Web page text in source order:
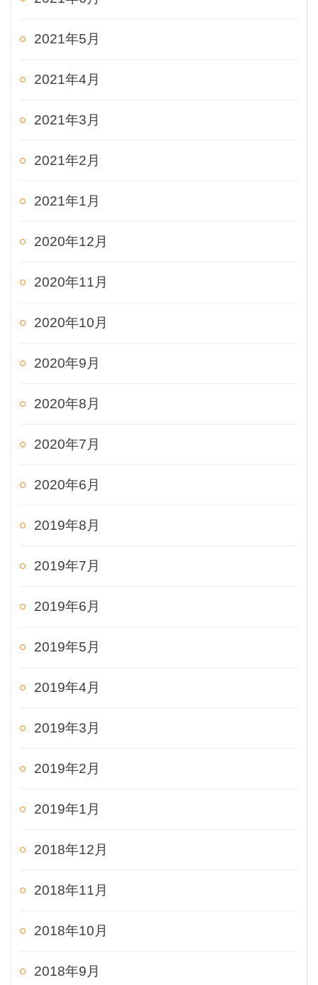
2021年5月
2021年4月
2021年3月
2021年2月
2021年1月
2020年12月
2020年11月
2020年10月
2020年9月
2020年8月
2020年7月
2020年6月
2019年8月
2019年7月
2019年6月
2019年5月
2019年4月
2019年3月
2019年2月
2019年1月
2018年12月
2018年11月
2018年10月
2018年9月